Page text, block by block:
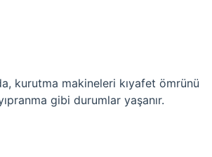
kurutma makineleri kıyafet ömrünü
gibi durumlar yaşanır.